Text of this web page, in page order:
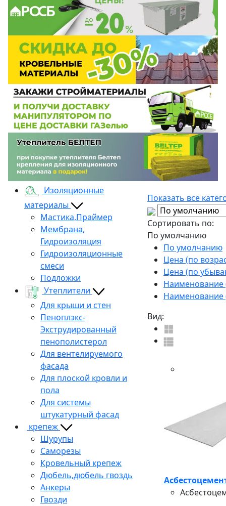
Изоляционные
материалы
Мастика,Праймер
Мембрана,
Гидроизоляция
Гидроизоляционные
смеси
Подложки
Утеплители
Для крыши и стен
Пеноплэкс-
Экструдированный
пенополистерол
Для вентелируемого
фасада
Для плоской кровли и
пола
Для системы
штукатурный фасад
крепеж
Шурупы
Саморезы
Кровельный крепеж
Дюбель,дюбель гвоздь
Анкеры
Гвозди
Показать все
Сортировать по:
По умолчанию
По умолчанию
Цена (по
Цена (по
Наименование
Наименование
Вид: